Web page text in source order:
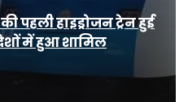
पहली हाइड्रोजन ट्रेन हुई
में हुआ शामिल